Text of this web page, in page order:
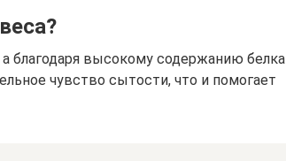
а благодаря высокому содержанию белка
чувство сытости, что и помогает